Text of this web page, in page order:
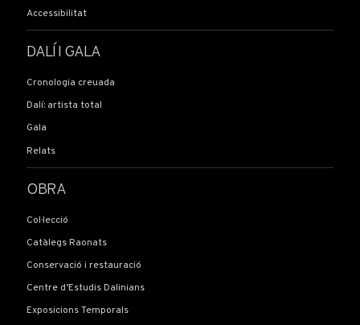
Accessibilitat
DALÍ I GALA
Cronologia creuada
Dalí: artista total
Gala
Relats
OBRA
Col·lecció
Catàlegs Raonats
Conservació i restauració
Centre d’Estudis Dalinians
Exposicions Temporals